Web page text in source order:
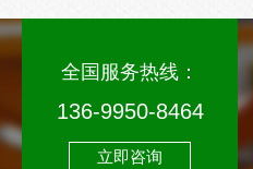
全国服务热线：
136-9950-8464
立即咨询